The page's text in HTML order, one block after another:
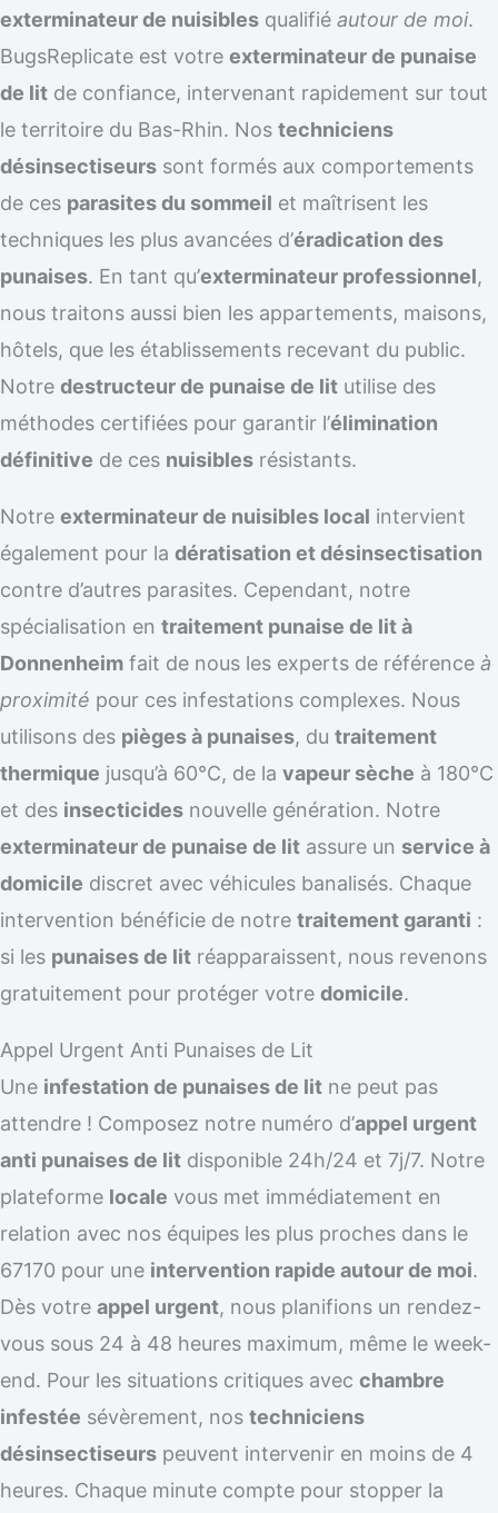
exterminateur de nuisibles qualifié autour de moi.
BugsReplicate est votre exterminateur de punaise
de lit de confiance, intervenant rapidement sur tout
le territoire du Bas-Rhin. Nos techniciens
désinsectiseurs sont formés aux comportements
de ces parasites du sommeil et maîtrisent les
techniques les plus avancées d’éradication des
punaises. En tant qu’exterminateur professionnel,
nous traitons aussi bien les appartements, maisons,
hôtels, que les établissements recevant du public.
Notre destructeur de punaise de lit utilise des
méthodes certifiées pour garantir l’élimination
définitive de ces nuisibles résistants.
Notre exterminateur de nuisibles local intervient
également pour la dératisation et désinsectisation
contre d’autres parasites. Cependant, notre
spécialisation en traitement punaise de lit à
Donnenheim fait de nous les experts de référence à
proximité pour ces infestations complexes. Nous
utilisons des pièges à punaises, du traitement
thermique jusqu’à 60°C, de la vapeur sèche à 180°C
et des insecticides nouvelle génération. Notre
exterminateur de punaise de lit assure un service à
domicile discret avec véhicules banalisés. Chaque
intervention bénéficie de notre traitement garanti :
si les punaises de lit réapparaissent, nous revenons
gratuitement pour protéger votre domicile.
Appel Urgent Anti Punaises de Lit
Une infestation de punaises de lit ne peut pas
attendre ! Composez notre numéro d’appel urgent
anti punaises de lit disponible 24h/24 et 7j/7. Notre
plateforme locale vous met immédiatement en
relation avec nos équipes les plus proches dans le
67170 pour une intervention rapide autour de moi.
Dès votre appel urgent, nous planifions un rendez-
vous sous 24 à 48 heures maximum, même le week-
end. Pour les situations critiques avec chambre
infestée sévèrement, nos techniciens
désinsectiseurs peuvent intervenir en moins de 4
heures. Chaque minute compte pour stopper la